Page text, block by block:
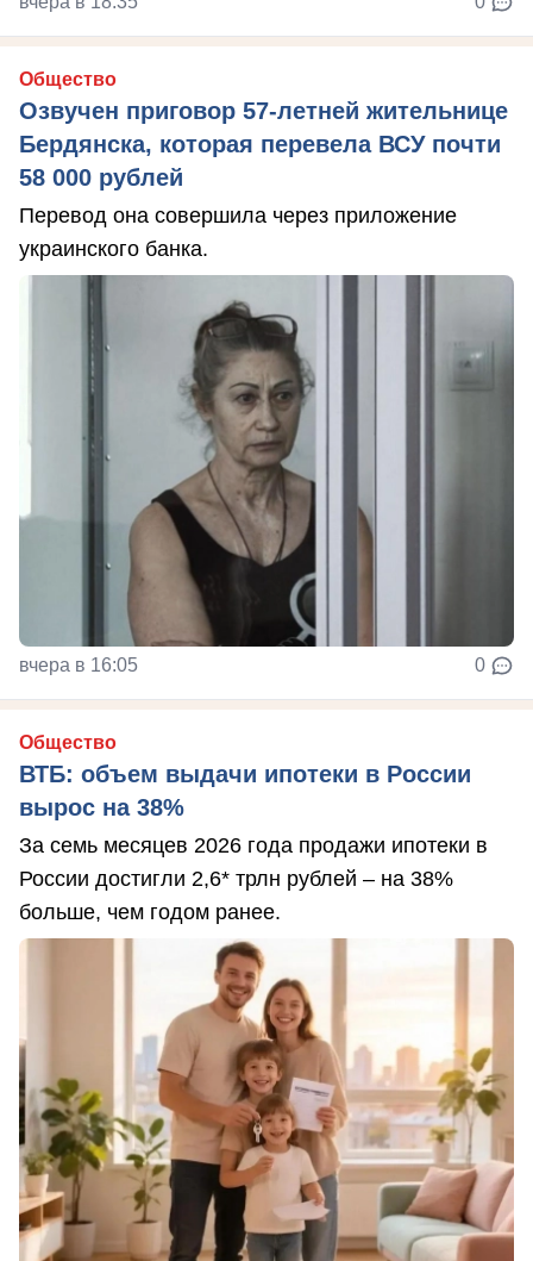
Общество
Озвучен приговор 57-летней жительнице
Бердянска, которая перевела ВСУ почти
58 000 рублей
Перевод она совершила через приложение
украинского банка.
вчера в 16:05 0
Общество
ВТБ: объем выдачи ипотеки в России
вырос на 38%
За семь месяцев 2026 года продажи ипотеки в
России достигли 2,6* трлн рублей – на 38%
больше, чем годом ранее.